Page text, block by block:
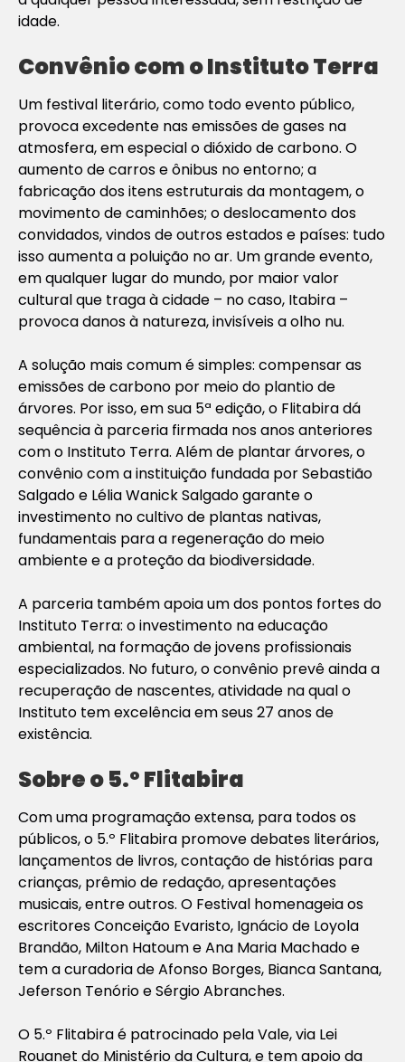
idade.
Convênio com o Instituto Terra
Um festival literário, como todo evento público,
provoca excedente nas emissões de gases na
atmosfera, em especial o dióxido de carbono. O
aumento de carros e ônibus no entorno; a
fabricação dos itens estruturais da montagem, o
movimento de caminhões; o deslocamento dos
convidados, vindos de outros estados e países: tudo
isso aumenta a poluição no ar. Um grande evento,
em qualquer lugar do mundo, por maior valor
cultural que traga à cidade – no caso, Itabira –
provoca danos à natureza, invisíveis a olho nu.
A solução mais comum é simples: compensar as
emissões de carbono por meio do plantio de
árvores. Por isso, em sua 5ª edição, o Flitabira dá
sequência à parceria firmada nos anos anteriores
com o Instituto Terra. Além de plantar árvores, o
convênio com a instituição fundada por Sebastião
Salgado e Lélia Wanick Salgado garante o
investimento no cultivo de plantas nativas,
fundamentais para a regeneração do meio
ambiente e a proteção da biodiversidade.
A parceria também apoia um dos pontos fortes do
Instituto Terra: o investimento na educação
ambiental, na formação de jovens profissionais
especializados. No futuro, o convênio prevê ainda a
recuperação de nascentes, atividade na qual o
Instituto tem excelência em seus 27 anos de
existência.
Sobre o 5.º Flitabira
Com uma programação extensa, para todos os
públicos, o 5.º Flitabira promove debates literários,
lançamentos de livros, contação de histórias para
crianças, prêmio de redação, apresentações
musicais, entre outros. O Festival homenageia os
escritores Conceição Evaristo, Ignácio de Loyola
Brandão, Milton Hatoum e Ana Maria Machado e
tem a curadoria de Afonso Borges, Bianca Santana,
Jeferson Tenório e Sérgio Abranches.
O 5.º Flitabira é patrocinado pela Vale, via Lei
Rouanet do Ministério da Cultura, e tem apoio da